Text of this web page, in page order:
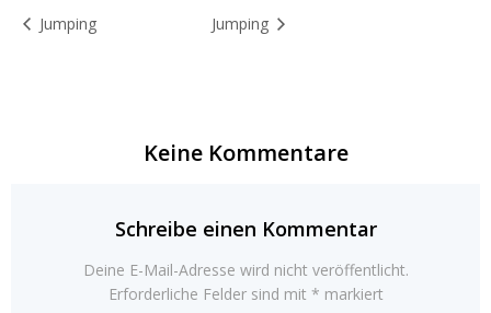
Jumping Jumping
Keine Kommentare
Schreibe einen Kommentar
Deine E-Mail-Adresse wird nicht veröffentlicht.
Erforderliche Felder sind mit * markiert